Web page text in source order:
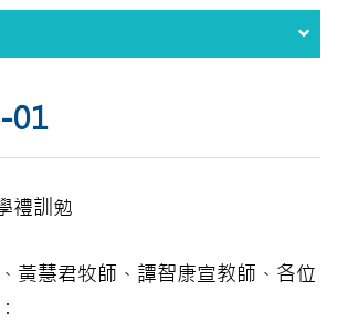
01
禮訓勉
黃慧君牧師、譚智康宣教師、各位